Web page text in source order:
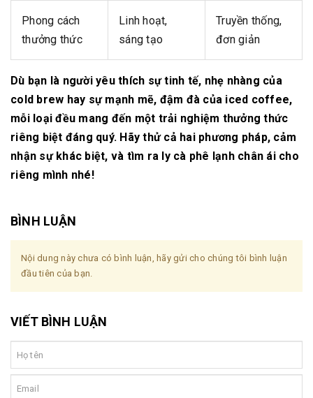
Phong cách
thưởng thức
Linh hoạt,
sáng tạo
Truyền thống,
đơn giản
Dù bạn là người yêu thích sự tinh tế, nhẹ nhàng của
cold brew hay sự mạnh mẽ, đậm đà của iced coffee,
mỗi loại đều mang đến một trải nghiệm thưởng thức
riêng biệt đáng quý. Hãy thử cả hai phương pháp, cảm
nhận sự khác biệt, và tìm ra ly cà phê lạnh chân ái cho
riêng mình nhé!
BÌNH LUẬN
Nội dung này chưa có bình luận, hãy gửi cho chúng tôi bình luận
đầu tiên của bạn.
VIẾT BÌNH LUẬN